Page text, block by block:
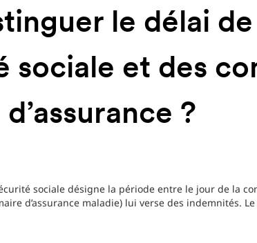
le délai
sociale et des
d’assurance ?
sociale désigne la période entre le jour de la
d’assurance maladie) lui verse des indemnités. Le